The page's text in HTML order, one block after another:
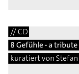
// CD
8 Gefühle - a
kuratiert von Stefan